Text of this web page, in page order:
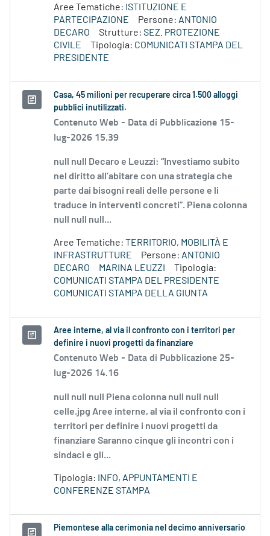
Aree Tematiche: ISTITUZIONE E
PARTECIPAZIONE
Persone: ANTONIO
DECARO
Strutture: SEZ. PROTEZIONE
CIVILE
Tipologia: COMUNICATI STAMPA DEL
PRESIDENTE
Casa, 45 milioni per recuperare circa 1.500 alloggi
pubblici inutilizzati.
Contenuto Web - Data di Pubblicazione 15-
lug-2026 15.39
null null Decaro e Leuzzi: “Investiamo subito
nel diritto all’abitare con una strategia che
parte dai bisogni reali delle persone e li
traduce in interventi concreti”. Piena colonna
null null null...
Aree Tematiche: TERRITORIO, MOBILITÀ E
INFRASTRUTTURE
Persone: ANTONIO
DECARO
MARINA LEUZZI
Tipologia:
COMUNICATI STAMPA DEL PRESIDENTE
COMUNICATI STAMPA DELLA GIUNTA
Aree interne, al via il confronto con i territori per
definire i nuovi progetti da finanziare
Contenuto Web - Data di Pubblicazione 25-
lug-2026 14.16
null null null Piena colonna null null null
celle.jpg Aree interne, al via il confronto con i
territori per definire i nuovi progetti da
finanziare Saranno cinque gli incontri con i
sindaci e gli...
Tipologia:
INFO, APPUNTAMENTI E
CONFERENZE STAMPA
Piemontese alla cerimonia nel decimo anniversario